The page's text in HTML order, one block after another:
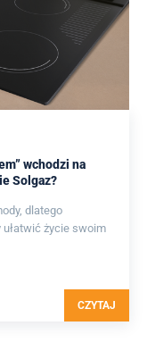
wchodzi na
Solgaz?
dlatego
życie swoim
CZYTAJ